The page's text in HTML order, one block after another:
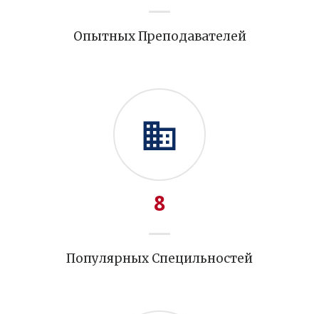
Опытных Преподавателей
8
Популярных Специльностей